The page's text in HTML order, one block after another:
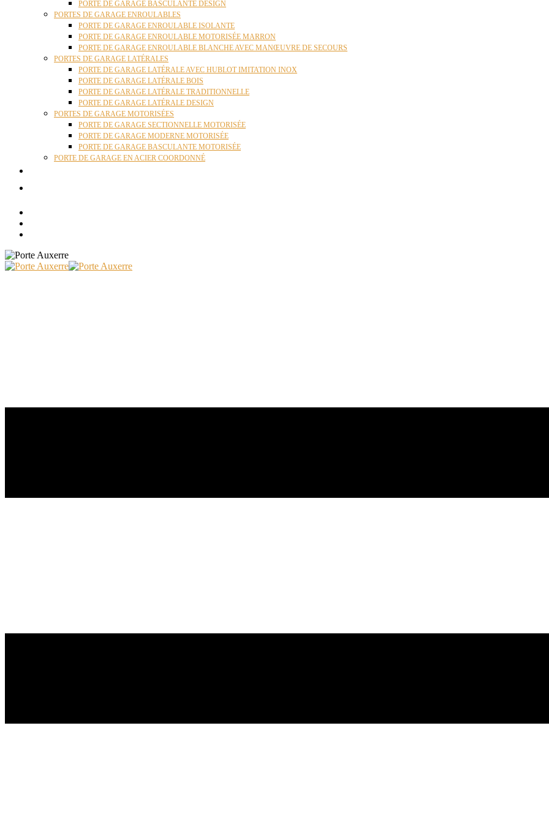
PORTE DE GARAGE BASCULANTE DESIGN
PORTES DE GARAGE ENROULABLES
PORTE DE GARAGE ENROULABLE ISOLANTE
PORTE DE GARAGE ENROULABLE MOTORISÉE MARRON
PORTE DE GARAGE ENROULABLE BLANCHE AVEC MANŒUVRE DE SECOURS
PORTES DE GARAGE LATÉRALES
PORTE DE GARAGE LATÉRALE AVEC HUBLOT IMITATION INOX
PORTE DE GARAGE LATÉRALE BOIS
PORTE DE GARAGE LATÉRALE TRADITIONNELLE
PORTE DE GARAGE LATÉRALE DESIGN
PORTES DE GARAGE MOTORISÉES
PORTE DE GARAGE SECTIONNELLE MOTORISÉE
PORTE DE GARAGE MODERNE MOTORISÉE
PORTE DE GARAGE BASCULANTE MOTORISÉE
PORTE DE GARAGE EN ACIER COORDONNÉ